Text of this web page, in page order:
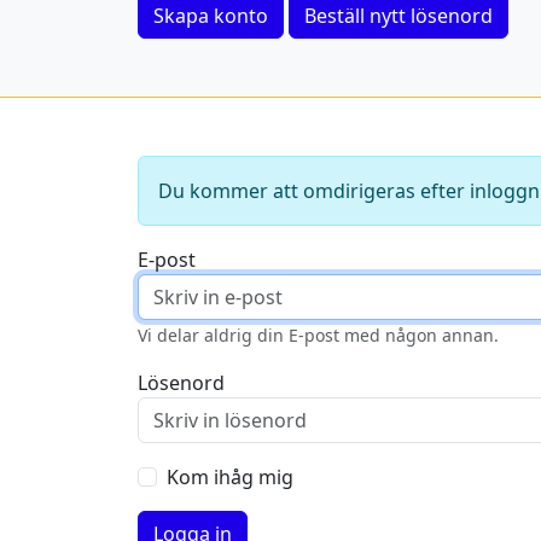
Skapa konto Beställ nytt lösenord
Du kommer att omdirigeras efter
E-post
Vi delar aldrig din E-post med någon annan.
Lösenord
Kom ihåg mig